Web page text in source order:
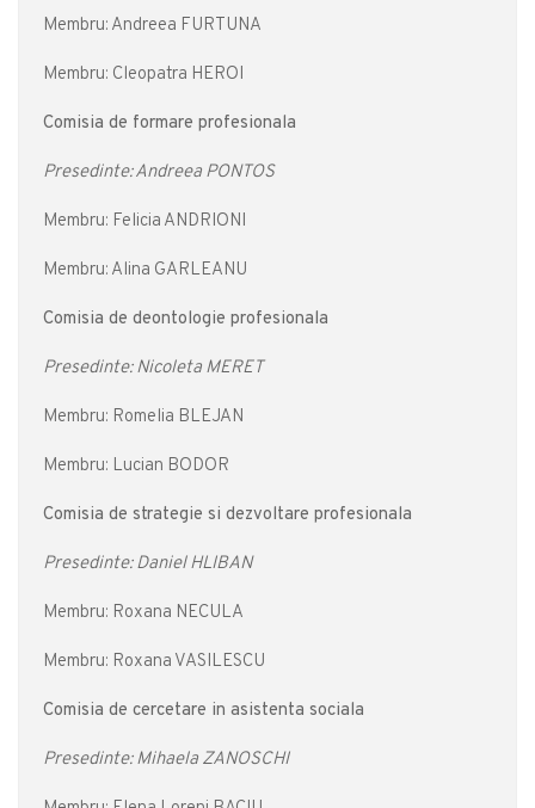
Membru: Andreea FURTUNA
Membru: Cleopatra HEROI
Comisia de formare profesionala
Presedinte: Andreea PONTOS
Membru: Felicia ANDRIONI
Membru: Alina GARLEANU
Comisia de deontologie profesionala
Presedinte: Nicoleta MERET
Membru: Romelia BLEJAN
Membru: Lucian BODOR
Comisia de strategie si dezvoltare profesionala
Presedinte: Daniel HLIBAN
Membru: Roxana NECULA
Membru: Roxana VASILESCU
Comisia de cercetare in asistenta sociala
Presedinte: Mihaela ZANOSCHI